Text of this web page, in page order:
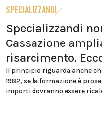
SPECIALIZZANDI
Specializzandi
Cassazione
risarcimento.
Il principio riguarda anche
1982, se la formazione è
importi dovranno essere